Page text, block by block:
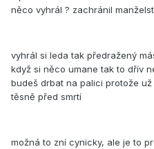
něco vyhrál ? zachránil
vyhrál si leda tak předražený
když si něco umane tak to dřív
budeš drbat na palici protože
těsně před smrtí
možná to zní cynicky, ale je to